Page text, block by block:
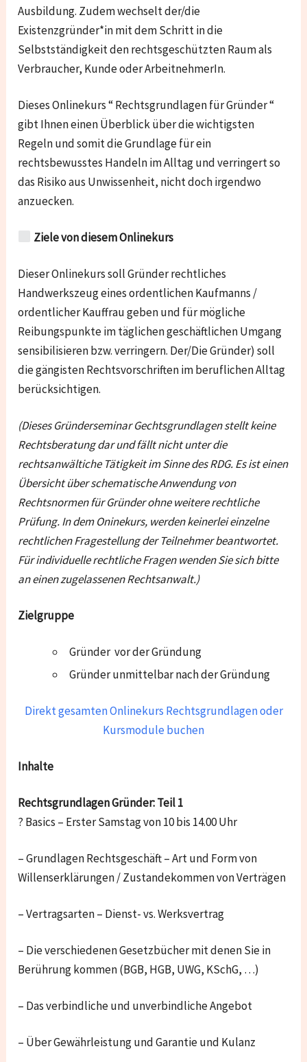
Ausbildung. Zudem wechselt der/die
Existenzgründer*in mit dem Schritt in die
Selbstständigkeit den rechtsgeschützten Raum als
Verbraucher, Kunde oder ArbeitnehmerIn.
Dieses Onlinekurs “ Rechtsgrundlagen für Gründer “
gibt Ihnen einen Überblick über die wichtigsten
Regeln und somit die Grundlage für ein
rechtsbewusstes Handeln im Alltag und verringert so
das Risiko aus Unwissenheit, nicht doch irgendwo
anzuecken.
Ziele von diesem Onlinekurs
Dieser Onlinekurs soll Gründer rechtliches
Handwerkszeug eines ordentlichen Kaufmanns /
ordentlicher Kauffrau geben und für mögliche
Reibungspunkte im täglichen geschäftlichen Umgang
sensibilisieren bzw. verringern. Der/Die Gründer) soll
die gängisten Rechtsvorschriften im beruflichen Alltag
berücksichtigen.
(Dieses Gründerseminar Gechtsgrundlagen stellt keine
Rechtsberatung dar und fällt nicht unter die
rechtsanwältiche Tätigkeit im Sinne des RDG. Es ist einen
Übersicht überschematische Anwendung von
Rechtsnormen für Gründer ohne weitere rechtliche
Prüfung. In dem Oninekurs, werden keinerlei einzelne
rechtlichen Fragestellung der Teilnehmer beantwortet.
Für individuelle rechtliche Fragen wenden Sie sich bitte
an einen zugelassenen Rechtsanwalt.)
Zielgruppe
Gründer vor der Gründung
Gründer unmittelbar nach der Gründung
Direkt gesamten Onlinekurs Rechtsgrundlagen oder
Kursmodule buchen
Inhalte
Rechtsgrundlagen Gründer: Teil 1
? Basics – Erster Samstag von 10 bis 14.00 Uhr
– Grundlagen Rechtsgeschäft – Art und Form von
Willenserklärungen / Zustandekommen von Verträgen
– Vertragsarten – Dienst- vs. Werksvertrag
– Die verschiedenen Gesetzbücher mit denen Sie in
Berührung kommen (BGB, HGB, UWG, KSchG, …)
– Das verbindliche und unverbindliche Angebot
– Über Gewährleistung und Garantie und Kulanz